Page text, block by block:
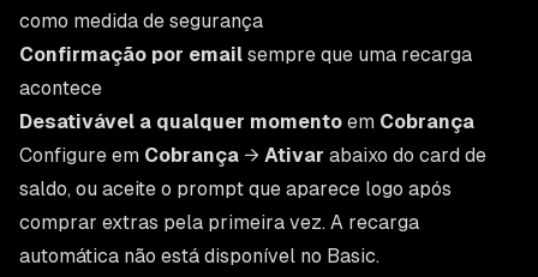
como medida de segurança
Confirmação por email sempre que uma recarga
acontece
Desativável a qualquer momento em Cobrança
Configure em Cobrança → Ativar abaixo do card de
saldo, ou aceite o prompt que aparece logo após
comprar extras pela primeira vez. A recarga
automática não está disponível no Basic.